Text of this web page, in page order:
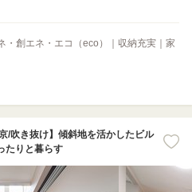
・創エネ・エコ（eco）｜収納充実｜家
/吹き抜け】傾斜地を活かしたビル
たりと暮らす